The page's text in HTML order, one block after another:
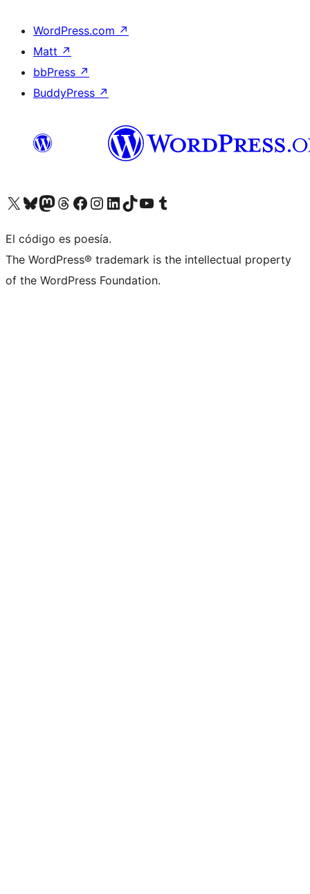
WordPress.com ↗
Matt ↗
bbPress ↗
BuddyPress ↗
Visita nuestra cuenta de X (anteriormente Twitter)
Visita nuestra cuenta de Bluesky
Visita nuestra cuenta de Mastodon
Visita nuestra cuenta de Threads
Visita nuestra página de Facebook
Visita nuestra cuenta de Instagram
Visita nuestra cuenta de LinkedIn
Visita nuestra cuenta de TikTok
Visita nuestro canal de YouTube
Visita nuestra cuenta de Tumblr
El código es poesía.
The WordPress® trademark is the intellectual property
of the WordPress Foundation.